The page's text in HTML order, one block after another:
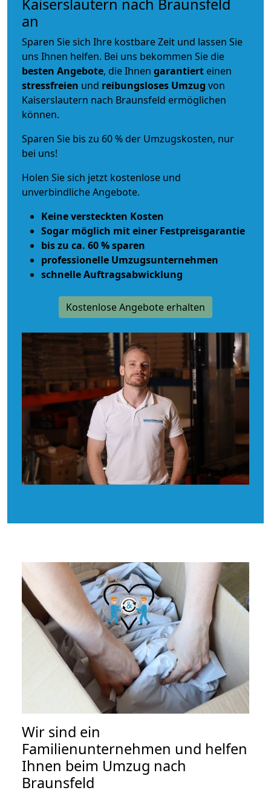
Kaiserslautern nach Braunsfeld
an
Sparen Sie sich Ihre kostbare Zeit und lassen Sie
uns Ihnen helfen. Bei uns bekommen Sie die
besten Angebote, die Ihnen garantiert einen
stressfreien und reibungsloses Umzug von
Kaiserslautern nach Braunsfeld ermöglichen
können.
Sparen Sie bis zu 60 % der Umzugskosten, nur
bei uns!
Holen Sie sich jetzt kostenlose und
unverbindliche Angebote.
Keine versteckten Kosten
Sogar möglich mit einer Festpreisgarantie
bis zu ca. 60 % sparen
professionelle Umzugsunternehmen
schnelle Auftragsabwicklung
Kostenlose Angebote erhalten
Wir sind ein
Familienunternehmen und helfen
Ihnen beim Umzug nach
Braunsfeld